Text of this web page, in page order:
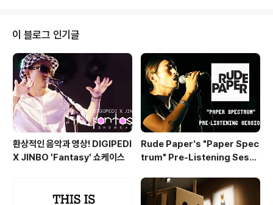
퀘사디아. 이거 완전 강추!! 개맛있었음!! 몬스터 스파이시
포크 부리또!! 완전 배불렀음 ㅠㅠ 그릴5타코의 로고! 등원
제 때 부를 수 있을지는 애들과 상의해 봐야할 일이겠지
만.... 어쨌든 너무 맛있었다 ㅠㅠ 가로수길 가실 때는 모두
들 한번 씩 드셔보시길!!
이 블로그 인기글
환상적인 음악과 영상! DIGIPEDI
X JINBO 'Fantasy' 쇼케이스
Rude Paper's "Paper Spec
trum" Pre-Listening Sessi